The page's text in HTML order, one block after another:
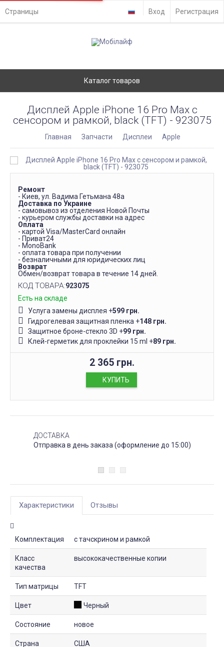
Страницы Вход Регистрация
Каталог товаров
Дисплей Apple iPhone 16 Pro Max с
сенсором и рамкой, black (TFT) - 923075
Главная Запчасти Дисплеи Apple
Ремонт
- Киев, ул. Вадима Гетьмана 48а
Доставка по Украине
- самовывоз из отделения Новой Почты
- курьером службы доставки на адрес
Оплата
- картой Visa/MasterCard онлайн
- Приват24
- MonoBank
- оплата товара при получении
- безналичными для юридических лиц
Возврат
Обмен/возврат товара в течение 14 дней.
КОД ТОВАРА:923075
Есть на складе
Услуга замены дисплея +599 грн.
Гидрогелевая защитная пленка +148 грн.
Защитное броне-стекло 3D +99 грн.
Клей-герметик для проклейки 15 ml +89 грн.
2 365 грн.
КУПИТЬ
ДОСТАВКА
Отправка в день заказа (оформление до 15:00)
Характеристики Отзывы
Комплектация с тачскрином и рамкой
Класс
качества
высококачественные копии
Тип матрицы TFT
Цвет Черный
Состояние новое
Страна
США